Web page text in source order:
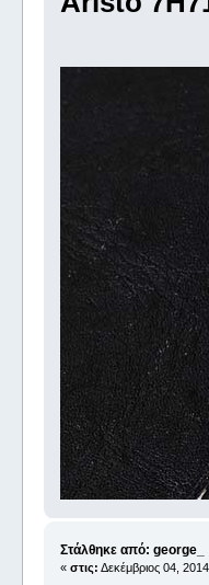
Στάλθηκε από: george_
« στις: Δεκέμβριος 04,